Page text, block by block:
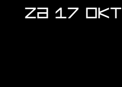
ZA 17 OKT